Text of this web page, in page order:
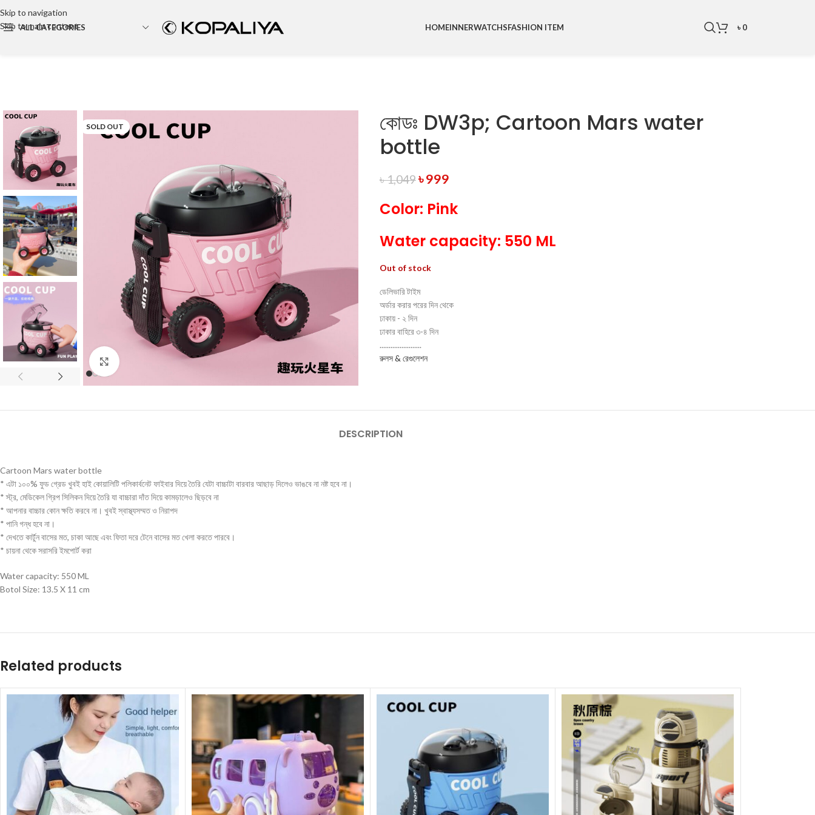
Skip to navigation
Skip to main content
ALL CATEGORIES
Cosmetic bag
Tote Bag
Canvas bag
Wallet
Travel Bag
Hand bag
HOMEINNERWATCHSFASHION ITEM ৳0
SOLD OUT
কোডঃ DW3p; Cartoon Mars water
bottle
৳1,049৳999
Color: Pink
Water capacity: 550 ML
Out of stock
ডেলিভারি টাইম
অর্ডার করার পরের দিন থেকে
ঢাকায় - ২ দিন
ঢাকার বাহিরে ৩-৪ দিন
.......................
রুলস & রেগুলেশন
DESCRIPTION
Cartoon Mars water bottle
* এটা ১০০% ফুড গ্রেড খুবই হাই কোয়ালিটি পলিকার্বনেট ফাইবার দিয়ে তৈরি যেটা বাচ্চাটা বারবার আছাড় দিলেও ভাঙবে না নষ্ট হবে না।
* স্ট্র, মেডিকেল গ্রিপ সিলিকন দিয়ে তৈরি যা বাচ্চারা দাঁত দিয়ে কামড়ালেও ছিড়বে না
* আপনার বাচ্চার কোন ক্ষতি করবে না। খুবই স্বাস্থ্যসম্মত ও নিরাপদ
* পানি গন্ধ হবে না।
* দেখতে কার্টুন বাসের মত, চাকা আছে এবং ফিতা দরে টেনে বাসের মত খেলা করতে পারবে।
* চায়না থেকে সরাসরি ইমপোর্ট করা
Water capacity: 550 ML
Botol Size: 13.5 X 11 cm
Related products